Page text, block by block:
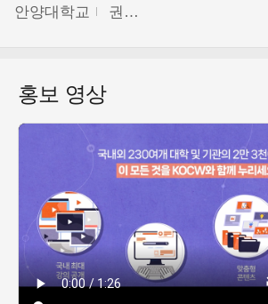
안양대학교 권원현
홍보 영상